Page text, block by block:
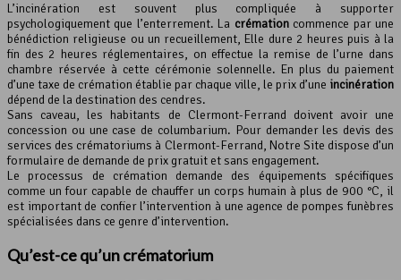
L’incinération est souvent plus compliquée à supporter
psychologiquement que l’enterrement. La crémationcommence par une
bénédiction religieuse ou un recueillement, Elle dure 2 heures puis à la
fin des 2 heures réglementaires, on effectue la remise de l’urne dans
chambre réservée à cette cérémonie solennelle. En plus du paiement
d’une taxe de crémation établie par chaque ville, le prix d’une incinération
dépend de la destination des cendres.
Sans caveau, les habitants de Clermont-Ferrand doivent avoir une
concession ou une case de columbarium. Pour demander les devis des
services des crématoriums à Clermont-Ferrand, Notre Site dispose d’un
formulaire de demande de prix gratuit et sans engagement.
Le processus de crémation demande des équipements spécifiques
comme un four capable de chauffer un corps humain à plus de 900 °C, il
est important de confier l’intervention à une agence de pompes funèbres
spécialisées dans ce genre d’intervention.
Qu’est-ce qu’un crématorium